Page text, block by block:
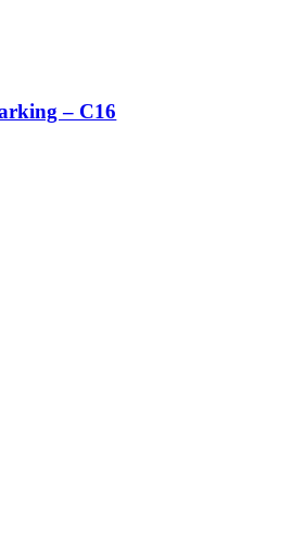
– C16